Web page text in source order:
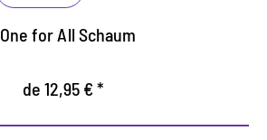
One for All Schaum
de 12,95 € *